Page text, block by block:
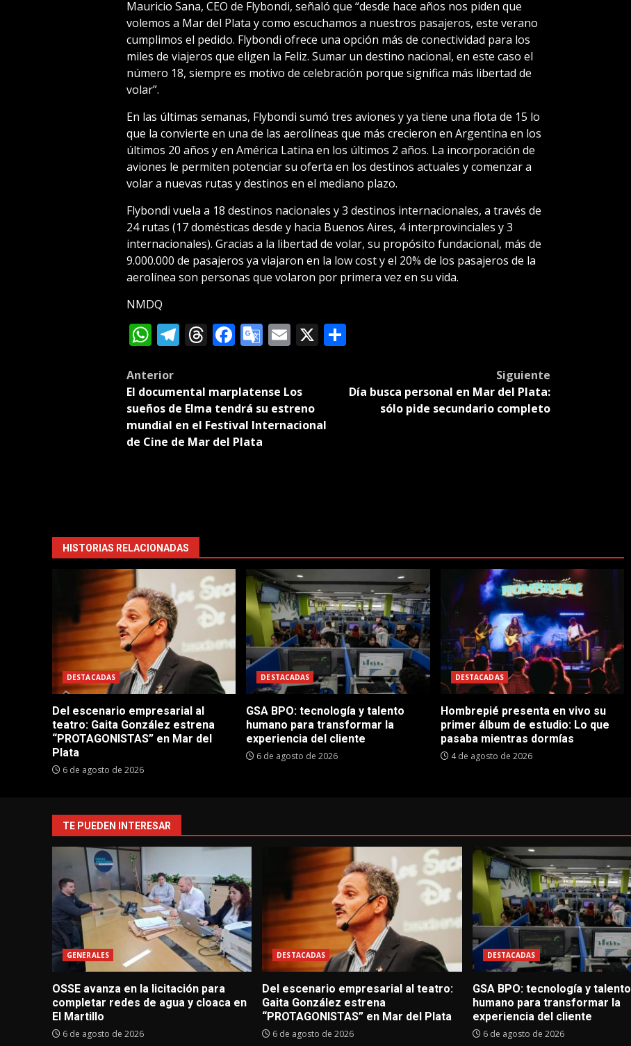
Mauricio Sana, CEO de Flybondi, señaló que “desde hace años nos piden que
volemos a Mar del Plata y como escuchamos a nuestros pasajeros, este verano
cumplimos el pedido. Flybondi ofrece una opción más de conectividad para los
miles de viajeros que eligen la Feliz. Sumar un destino nacional, en este caso el
número 18, siempre es motivo de celebración porque significa más libertad de
volar”.
En las últimas semanas, Flybondi sumó tres aviones y ya tiene una flota de 15 lo
que la convierte en una de las aerolíneas que más crecieron en Argentina en los
últimos 20 años y en América Latina en los últimos 2 años. La incorporación de
aviones le permiten potenciar su oferta en los destinos actuales y comenzar a
volar a nuevas rutas y destinos en el mediano plazo.
Flybondi vuela a 18 destinos nacionales y 3 destinos internacionales, a través de
24 rutas (17 domésticas desde y hacia Buenos Aires, 4 interprovinciales y 3
internacionales). Gracias a la libertad de volar, su propósito fundacional, más de
9.000.000 de pasajeros ya viajaron en la low cost y el 20% de los pasajeros de la
aerolínea son personas que volaron por primera vez en su vida.
NMDQ
WhatsApp
Telegram
Threads
Facebook
Google
Translate
Email
X Compartir
Post
navigation
Anterior
El documental marplatense Los
sueños de Elma tendrá su estreno
mundial en el Festival Internacional
de Cine de Mar del Plata
Siguiente
Día busca personal en Mar del Plata:
sólo pide secundario completo
HISTORIAS RELACIONADAS
DESTACADAS
Del escenario empresarial al
teatro: Gaita González estrena
“PROTAGONISTAS” en Mar del
Plata
6 de agosto de 2026
DESTACADAS
GSA BPO: tecnología y talento
humano para transformar la
experiencia del cliente
6 de agosto de 2026
DESTACADAS
Hombrepié presenta en vivo su
primer álbum de estudio: Lo que
pasaba mientras dormías
4 de agosto de 2026
TE PUEDEN INTERESAR
GENERALES
OSSE avanza en la licitación para
completar redes de agua y cloaca en
El Martillo
6 de agosto de 2026
DESTACADAS
Del escenario empresarial al teatro:
Gaita González estrena
“PROTAGONISTAS” en Mar del Plata
6 de agosto de 2026
DESTACADAS
GSA BPO: tecnología y talento
humano para transformar la
experiencia del cliente
6 de agosto de 2026